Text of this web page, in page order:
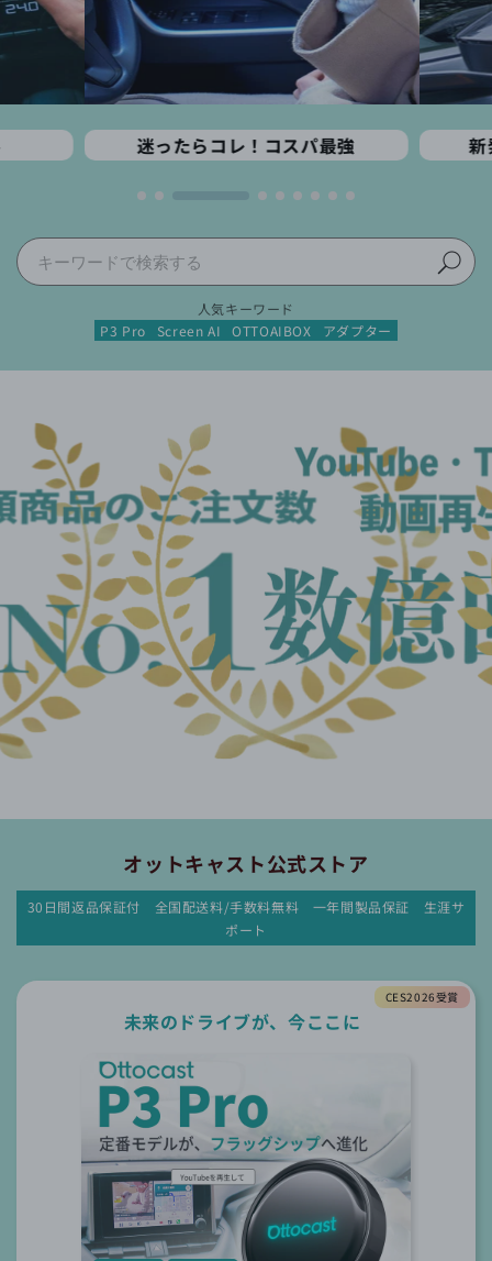
迷ったらコレ！コスパ最強 新
人気キーワード
P3 Pro
Screen AI OTTOAIBOX アダプター
オットキャスト公式ストア
30日間返品保証付 全国配送料/手数料無料 一年間製品保証 生涯サ
ポート
CES2026受賞
未来のドライブが、今ここに